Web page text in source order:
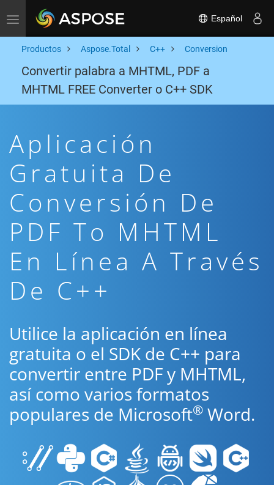
Toggle navigation Español
Productos Aspose.Total C++ Conversion
Convertir palabra a MHTML, PDF a
MHTML FREE Converter o C++ SDK
Aplicación
Gratuita De
Conversión De
PDF To MHTML
En Línea A Través
De C++
Utilice la aplicación en línea
gratuita o el SDK de C++ para
convertir entre PDF y MHTML,
así como varios formatos
populares de Microsoft® Word.